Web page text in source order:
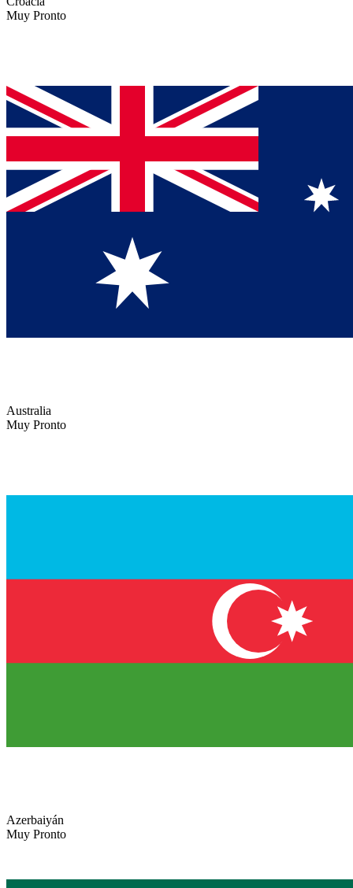
Muy Pronto
Australia
Muy Pronto
Azerbaiyán
Muy Pronto